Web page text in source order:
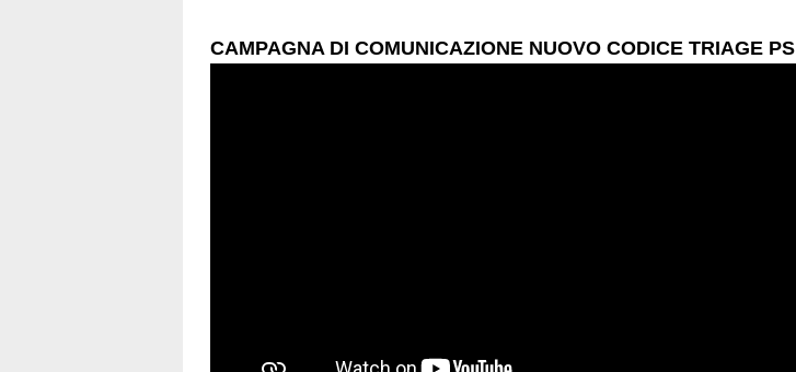
CAMPAGNA DI COMUNICAZIONE NUOVO CODICE TRIAGE PS